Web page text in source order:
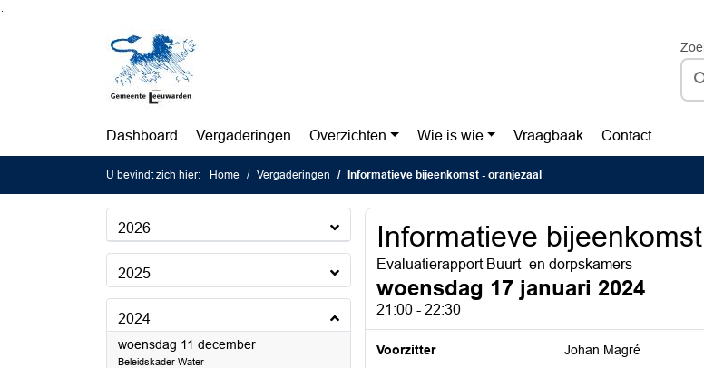
Dashboard Vergaderingen Overzichten Wie is wie Vraagbaak Contact
U bevindt zich hier: Home Vergaderingen Informatieve bijeenkomst - oranjezaal
2026
2025
2024
woensdag 11 december2024
Beleidskader Water
Informatieve
Evaluatierapport Buurt- en dorpskamers
woensdag 17 januari 2024
21:00 - 22:30
Voorzitter
Johan Magré